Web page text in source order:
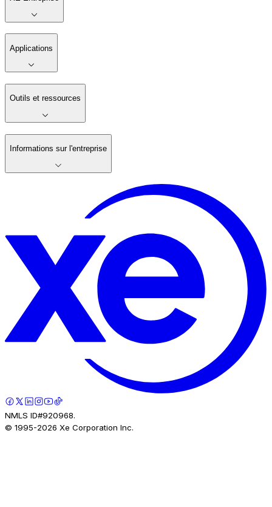
Applications
Outils et ressources
Informations sur l'entreprise
NMLS ID#920968.
© 1995-2026 Xe Corporation Inc.